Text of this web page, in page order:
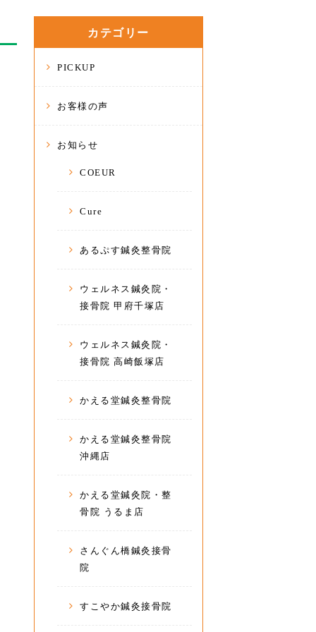
カテゴリー
PICKUP
お客様の声
お知らせ
COEUR
Cure
あるぷす鍼灸整骨院
ウェルネス鍼灸院・
接骨院 甲府千塚店
ウェルネス鍼灸院・
接骨院 高崎飯塚店
かえる堂鍼灸整骨院
かえる堂鍼灸整骨院
沖縄店
かえる堂鍼灸院・整
骨院 うるま店
さんぐん橋鍼灸接骨
院
すこやか鍼灸接骨院